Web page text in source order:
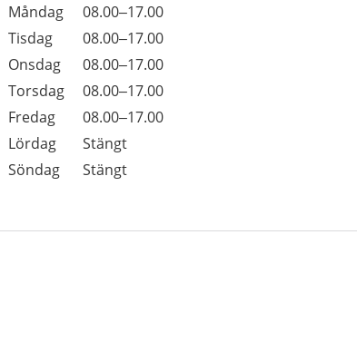
Dag
Öppettider
Kommentarer
Måndag
08.00–17.00
Tisdag
08.00–17.00
Onsdag
08.00–17.00
Torsdag
08.00–17.00
Fredag
08.00–17.00
Lördag
Stängt
Söndag
Stängt